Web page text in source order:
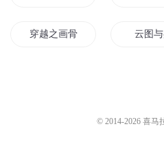
穿越之画骨之恋 云图
© 2014-2026 喜马